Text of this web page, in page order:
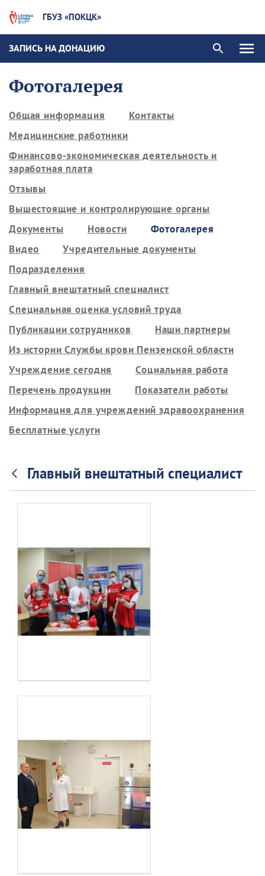
ГБУЗ «ПОКЦК»
ЗАПИСЬ НА ДОНАЦИЮ
Фотогалерея
Общая информация
Контакты
Медицинские работники
Финансово-экономическая деятельность и
заработная плата
Отзывы
Вышестоящие и контролирующие органы
Документы
Новости
Фотогалерея
Видео
Учредительные документы
Подразделения
Главный внештатный специалист
Специальная оценка условий труда
Публикации сотрудников
Наши партнеры
Из истории Службы крови Пензенской области
Учреждение сегодня
Социальная работа
Перечень продукции
Показатели работы
Информация для учреждений здравоохранения
Бесплатные услуги
Главный внештатный специалист